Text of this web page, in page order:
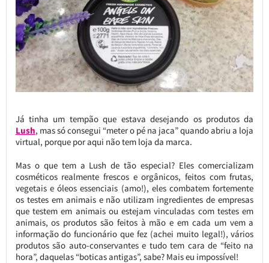
Já tinha um tempão que estava desejando os produtos da
Lush, mas só consegui “meter o pé na jaca” quando abriu a loja
virtual, porque por aqui não tem loja da marca.
Mas o que tem a Lush de tão especial? Eles comercializam
cosméticos realmente frescos e orgânicos, feitos com frutas,
vegetais e óleos essenciais (amo!), eles combatem fortemente
os testes em animais e não utilizam ingredientes de empresas
que testem em animais ou estejam vinculadas com testes em
animais, os produtos são feitos à mão e em cada um vem a
informação do funcionário que fez (achei muito legal!), vários
produtos são auto-conservantes e tudo tem cara de “feito na
hora”, daquelas “boticas antigas”, sabe? Mais eu impossível!